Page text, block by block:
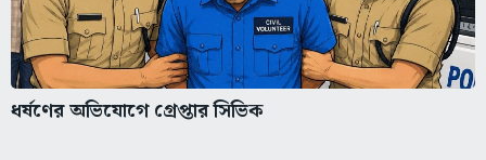
ধর্ষণের অভিযোগে গ্রেপ্তার সিভিক